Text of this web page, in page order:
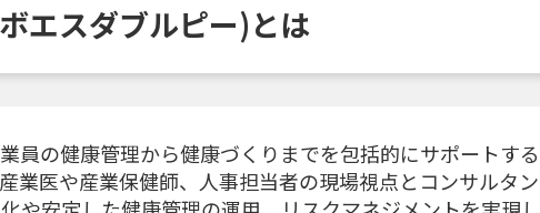
エスダブルピー)とは
員の健康管理から健康づくりまでを包括的にサポートす
業医や産業保健師、人事担当者の現場視点とコンサルタ